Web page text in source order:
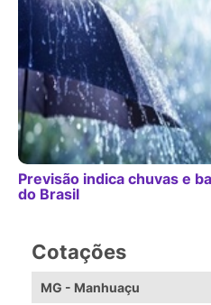
Previsão indica chuvas e
do Brasil
Cotações
MG - Manhuaçu